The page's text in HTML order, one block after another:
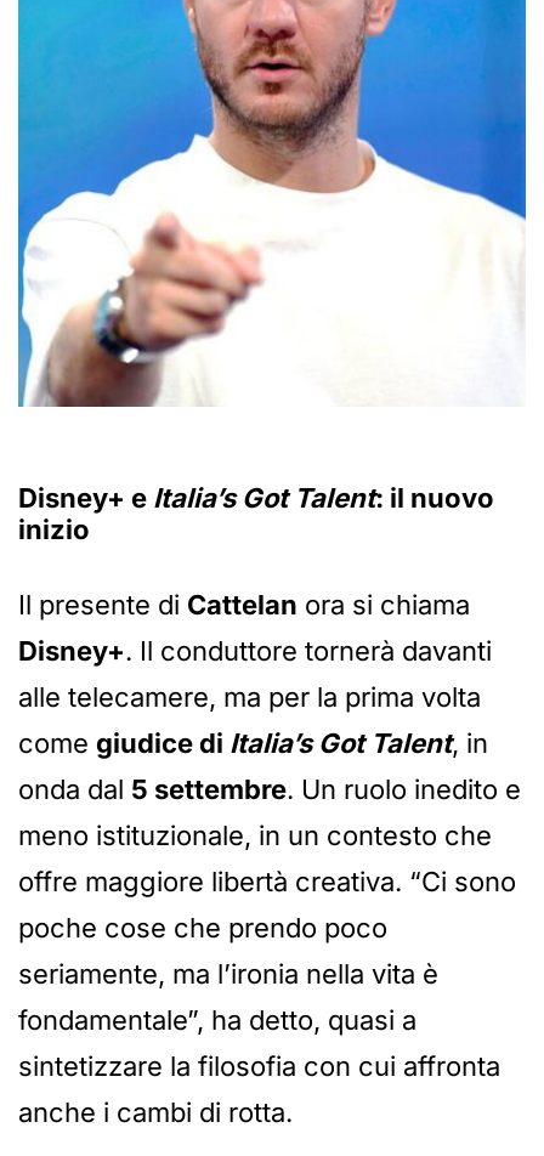
Disney+ e Italia’s Got Talent: il nuovo
inizio
Il presente di Cattelan ora si chiama
Disney+. Il conduttore tornerà davanti
alle telecamere, ma per la prima volta
come giudice di Italia’s Got Talent, in
onda dal 5 settembre. Un ruolo inedito e
meno istituzionale, in un contesto che
offre maggiore libertà creativa. “Ci sono
poche cose che prendo poco
seriamente, ma l’ironia nella vita è
fondamentale”, ha detto, quasi a
sintetizzare la filosofia con cui affronta
anche i cambi di rotta.